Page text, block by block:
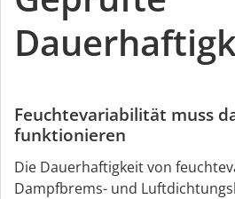
Feuchtevariabilität muss
funktionieren
Die Dauerhaftigkeit von
Dampfbrems- und